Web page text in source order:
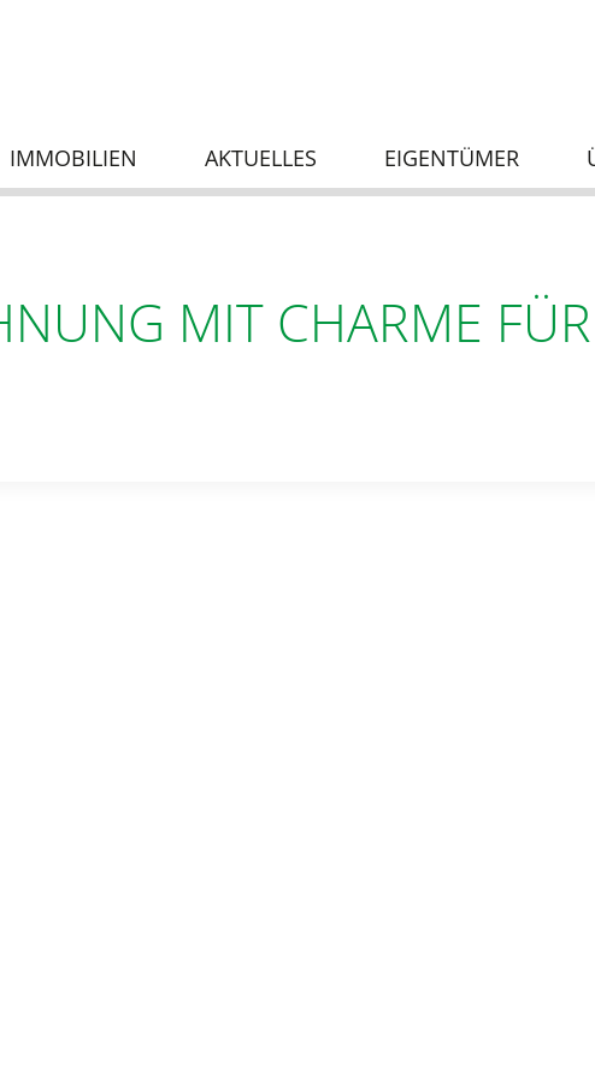
IMMOBILIEN AKTUELLES EIGENTÜMER
MIT CHARME